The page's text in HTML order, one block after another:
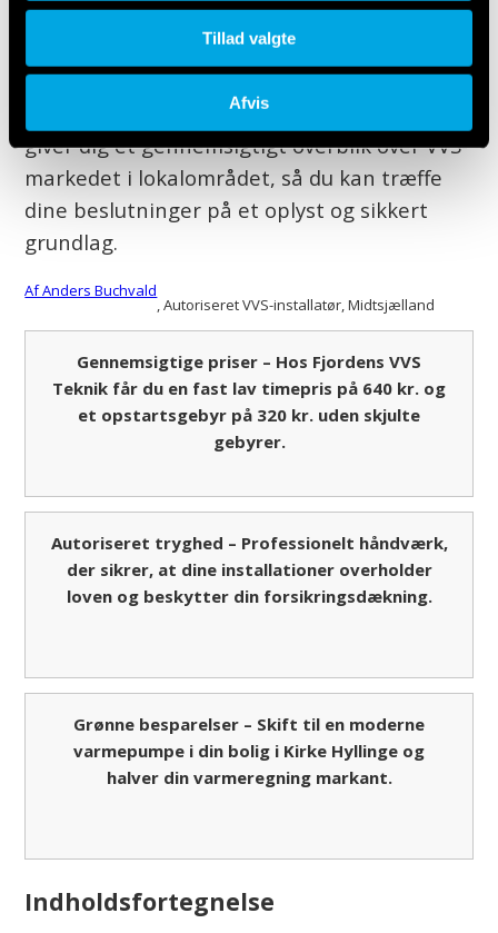
Tillad valgte
Afvis
Kirke Hyllinge? Det kan ofte føles som en
jungle at gennemskue priser, lovkrav og
hvilke løsninger der rent faktisk kan betale
sig for din bolig her i 2026. Denne guide
giver dig et gennemsigtigt overblik over VVS-
markedet i lokalområdet, så du kan træffe
dine beslutninger på et oplyst og sikkert
grundlag.
Af Anders Buchvald
, Autoriseret VVS-installatør , Midtsjælland
Gennemsigtige priser – Hos Fjordens VVS
Teknik får du en fast lav timepris på 640 kr. og
et opstartsgebyr på 320 kr. uden skjulte
gebyrer.
Autoriseret tryghed – Professionelt håndværk,
der sikrer, at dine installationer overholder
loven og beskytter din forsikringsdækning.
Grønne besparelser – Skift til en moderne
varmepumpe i din bolig i Kirke Hyllinge og
halver din varmeregning markant.
Indholdsfortegnelse